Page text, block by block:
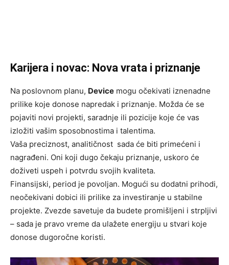
Karijera i novac: Nova vrata i priznanje
Na poslovnom planu, Device mogu očekivati iznenadne
prilike koje donose napredak i priznanje. Možda će se
pojaviti novi projekti, saradnje ili pozicije koje će vas
izložiti vašim sposobnostima i talentima.
Vaša preciznost, analitičnost sada će biti primećeni i
nagrađeni. Oni koji dugo čekaju priznanje, uskoro će
doživeti uspeh i potvrdu svojih kvaliteta.
Finansijski, period je povoljan. Mogući su dodatni prihodi,
neočekivani dobici ili prilike za investiranje u stabilne
projekte. Zvezde savetuje da budete promišljeni i strpljivi
– sada je pravo vreme da ulažete energiju u stvari koje
donose dugoročne koristi.